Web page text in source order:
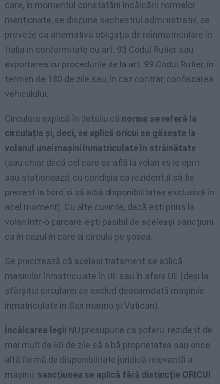
care, în momentul constatării încălcării normelor
menționate, se dispune sechestrul administrativ, se
prevede ca alternativă obligația de reînmatriculare în
Italia în conformitate cu art. 93 Codul Rutier sau
exportarea cu procedurile de la art. 99 Codul Rutier, în
termen de 180 de zile sau, în caz contrar, confiscarea
vehiculului.
Circulara explică în detaliu că norma se referă la
circulație și, deci, se aplică oricui se găsește la
volanul unei mașini înmatriculate în străinătate
(sau chiar dacă cel care se află la volan este oprit
sau staționează, cu condișia ca rezidentul să fie
prezent la bord și să aibă disponibilitatea exclusivă în
acel moment). Cu alte cuvinte, dacă ești prins la
volan într-o parcare, ești pasibil de aceleași sancțiuni
ca în cazul în care ai circula pe șosea.
Se precizează că același tratament se aplică
mașinilor înmatriculate în UE sau în afara UE (deși la
sfârșitul circularei se exclud deocamdată mașinile
înmatriculate în San marino și Vatican).
Încălcarea legii NU presupune ca șoferul rezident de
mai mult de 60 de zile să aibă proprietatea sau orice
altă formă de disponibilitate juridică relevantă a
mașinii: sancțiunea se aplică fără distincție ORICUI